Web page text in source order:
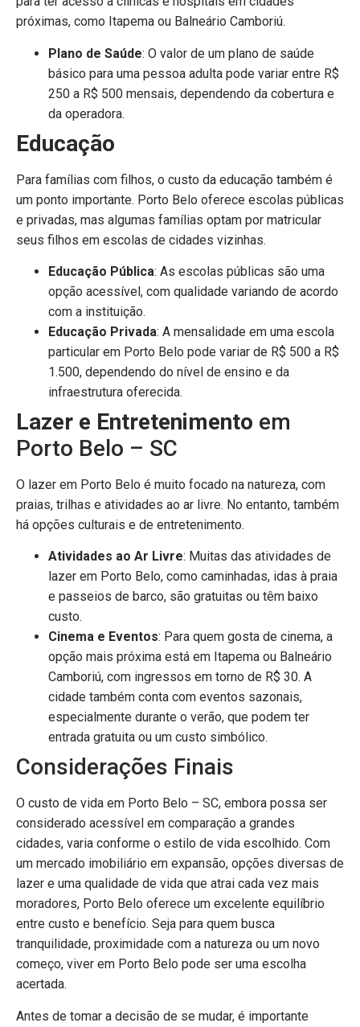
próximas, como Itapema ou Balneário Camboriú.
Plano de Saúde: O valor de um plano de saúde
básico para uma pessoa adulta pode variar entre R$
250 a R$ 500 mensais, dependendo da cobertura e
da operadora.
Educação
Para famílias com filhos, o custo da educação também é
um ponto importante. Porto Belo oferece escolas públicas
e privadas, mas algumas famílias optam por matricular
seus filhos em escolas de cidades vizinhas.
Educação Pública: As escolas públicas são uma
opção acessível, com qualidade variando de acordo
com a instituição.
Educação Privada: A mensalidade em uma escola
particular em Porto Belo pode variar de R$ 500 a R$
1.500, dependendo do nível de ensino e da
infraestrutura oferecida.
Lazer e Entretenimento em
Porto Belo – SC
O lazer em Porto Belo é muito focado na natureza, com
praias, trilhas e atividades ao ar livre. No entanto, também
há opções culturais e de entretenimento.
Atividades ao Ar Livre: Muitas das atividades de
lazer em Porto Belo, como caminhadas, idas à praia
e passeios de barco, são gratuitas ou têm baixo
custo.
Cinema e Eventos: Para quem gosta de cinema, a
opção mais próxima está em Itapema ou Balneário
Camboriú, com ingressos em torno de R$ 30. A
cidade também conta com eventos sazonais,
especialmente durante o verão, que podem ter
entrada gratuita ou um custo simbólico.
Considerações Finais
O custo de vida em Porto Belo – SC, embora possa ser
considerado acessível em comparação a grandes
cidades, varia conforme o estilo de vida escolhido. Com
um mercado imobiliário em expansão, opções diversas de
lazer e uma qualidade de vida que atrai cada vez mais
moradores, Porto Belo oferece um excelente equilíbrio
entre custo e benefício. Seja para quem busca
tranquilidade, proximidade com a natureza ou um novo
começo, viver em Porto Belo pode ser uma escolha
acertada.
Antes de tomar a decisão de se mudar, é importante